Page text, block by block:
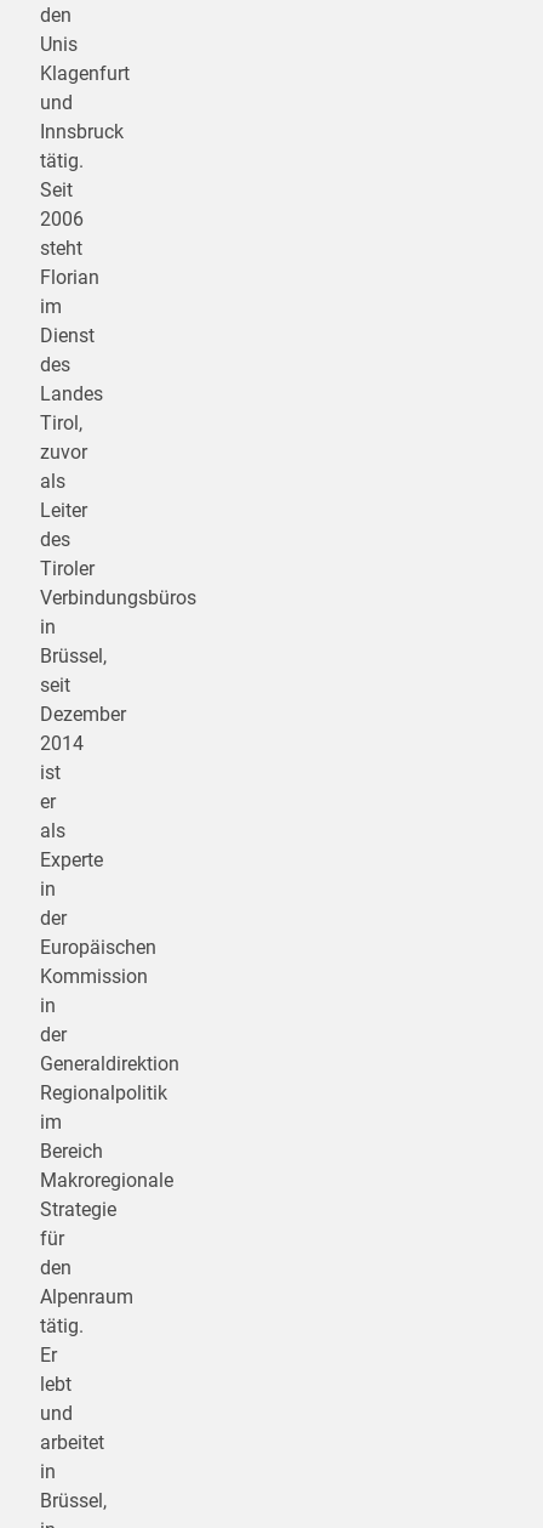
den
Unis
Klagenfurt
und
Innsbruck
tätig.
Seit
2006
steht
Florian
im
Dienst
des
Landes
Tirol,
zuvor
als
Leiter
des
Tiroler
Verbindungsbüros
in
Brüssel,
seit
Dezember
2014
ist
er
als
Experte
in
der
Europäischen
Kommission
in
der
Generaldirektion
Regionalpolitik
im
Bereich
Makroregionale
Strategie
für
den
Alpenraum
tätig.
Er
lebt
und
arbeitet
in
Brüssel,